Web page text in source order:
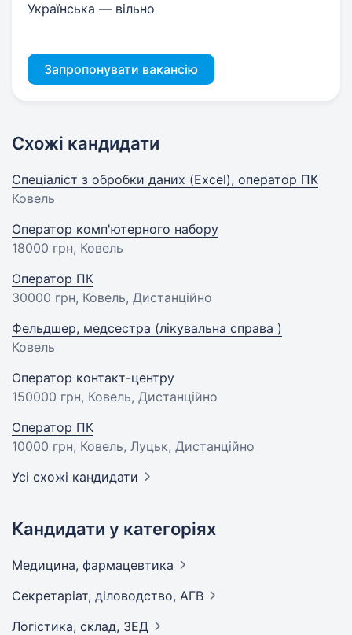
Українська — вільно
Запропонувати вакансію
Схожі кандидати
Спеціаліст з обробки даних (Excel), оператор ПК
Ковель
Оператор комп'ютерного набору
18000 грн, Ковель
Оператор ПК
30000 грн, Ковель, Дистанційно
Фельдшер, медсестра (лікувальна справа )
Ковель
Оператор контакт-центру
150000 грн, Ковель, Дистанційно
Оператор ПК
10000 грн, Ковель, Луцьк, Дистанційно
Усі схожі кандидати
Кандидати у категоріях
Медицина, фармацевтика
Секретаріат, діловодство, АГВ
Логістика, склад, ЗЕД